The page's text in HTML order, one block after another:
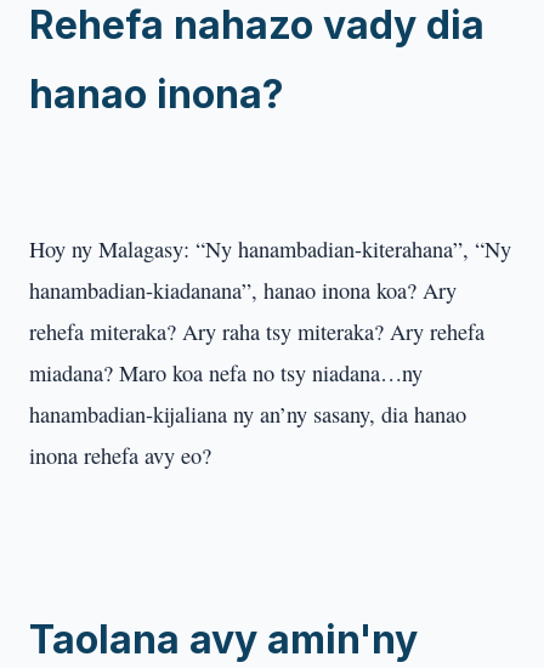
Rehefa nahazo vady dia
hanao inona?
Hoy ny Malagasy: “Ny hanambadian-kiterahana”, “Ny
hanambadian-kiadanana”, hanao inona koa? Ary
rehefa miteraka? Ary raha tsy miteraka? Ary rehefa
miadana? Maro koa nefa no tsy niadana…ny
hanambadian-kijaliana ny an’ny sasany, dia hanao
inona rehefa avy eo?
Taolana avy amin'ny